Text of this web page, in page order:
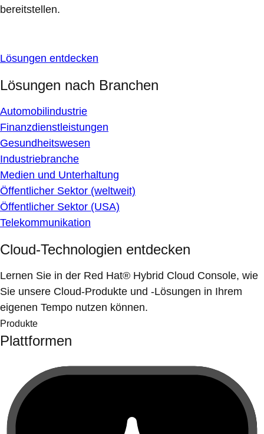
bereitstellen.
Lösungen entdecken
Lösungen nach Branchen
Automobilindustrie
Finanzdienstleistungen
Gesundheitswesen
Industriebranche
Medien und Unterhaltung
Öffentlicher Sektor (weltweit)
Öffentlicher Sektor (USA)
Telekommunikation
Cloud-Technologien entdecken
Lernen Sie in der Red Hat® Hybrid Cloud Console, wie
Sie unsere Cloud-Produkte und -Lösungen in Ihrem
eigenen Tempo nutzen können.
Produkte
Plattformen